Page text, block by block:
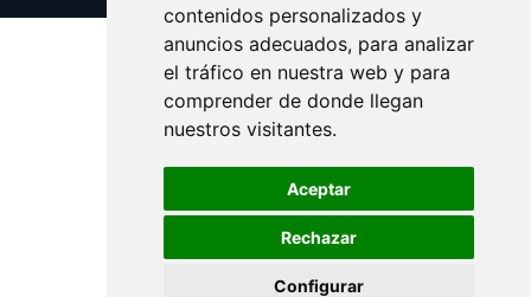
contenidos personalizados y
anuncios adecuados, para analizar
el tráfico en nuestra web y para
comprender de donde llegan
nuestros visitantes.
Aceptar
Rechazar
Configurar